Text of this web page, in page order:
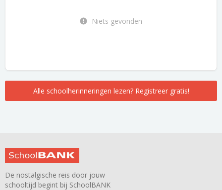
Niets gevonden
Alle schoolherinneringen lezen? Registreer gratis!
De nostalgische reis door jouw
schooltijd begint bij SchoolBANK